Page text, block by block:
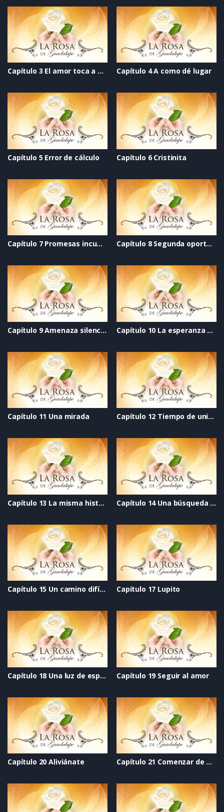
Capítulo 3 El amor toca a mi puerta Capítulo 4 A como dé lugar
Capítulo 5 Error de cálculo Capítulo 6 Cristinita
Capítulo 7 Promesas incumplidas Capítulo 8 Segunda oportunidad
Capítulo 9 Amenaza silenciosa Capítulo 10 La esperanza del perdón
Capítulo 11 Una mirada Capítulo 12 Tiempo de unión
Capítulo 13 La misma historia Capítulo 14 Una búsqueda de amor
Capítulo 15 Un camino difícil de andar Capítulo 17 Lupito
Capítulo 18 Una luz de esperanza Capítulo 19 Seguir al amor
Capítulo 20 Aliviánate Capítulo 21 Comenzar de nuevo